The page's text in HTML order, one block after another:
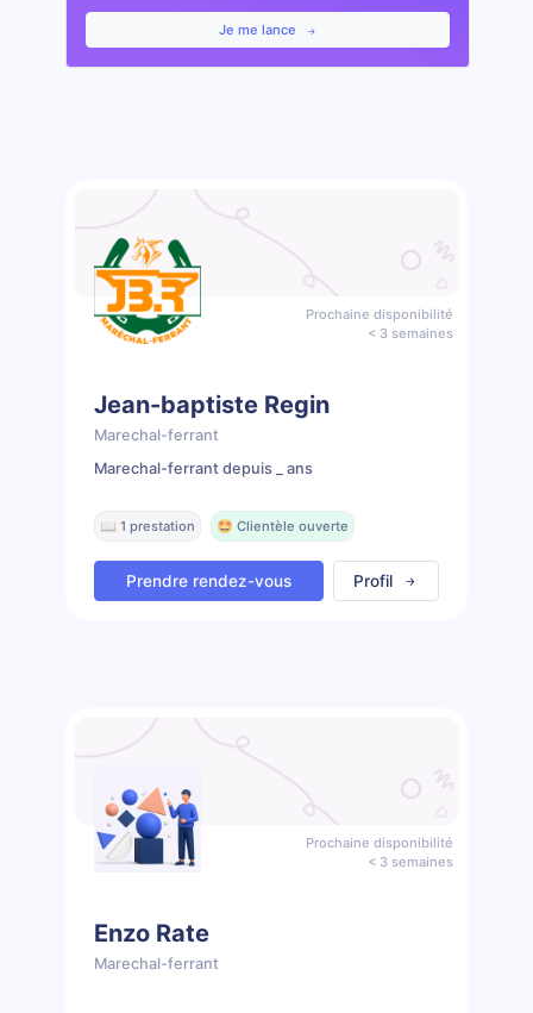
Je me lance
Prochaine disponibilité
< 3 semaines
Jean-baptiste Regin
Marechal-ferrant
Marechal-ferrant depuis _ ans
📖 1 prestation 🤩 Clientèle ouverte
Prendre rendez-vous Profil
Prochaine disponibilité
< 3 semaines
Enzo Rate
Marechal-ferrant